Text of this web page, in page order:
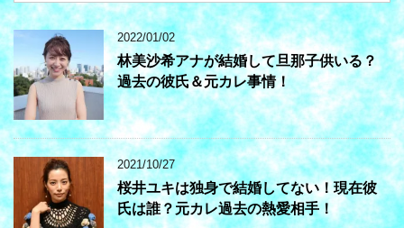
2022/01/02
林美沙希アナが結婚して旦那子供いる？
過去の彼氏＆元カレ事情！
2021/10/27
桜井ユキは独身で結婚してない！現在彼
氏は誰？元カレ過去の熱愛相手！